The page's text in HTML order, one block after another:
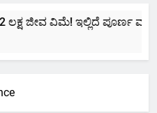
ಲಕ್ಷ ಜೀವ ವಿಮೆ! ಇಲ್ಲಿದೆ ಪೂರ್ಣ